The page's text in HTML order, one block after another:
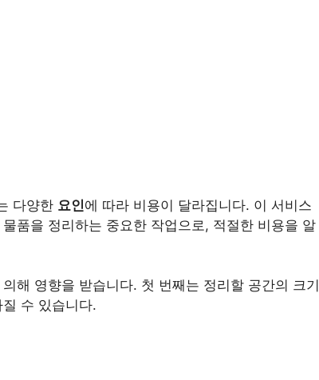
다양한 요인에 따라 비용이 달라집니다. 이 서비스
품을 정리하는 중요한 작업으로, 적절한 비용을 알
해 영향을 받습니다. 첫 번째는 정리할 공간의 크기
수 있습니다.